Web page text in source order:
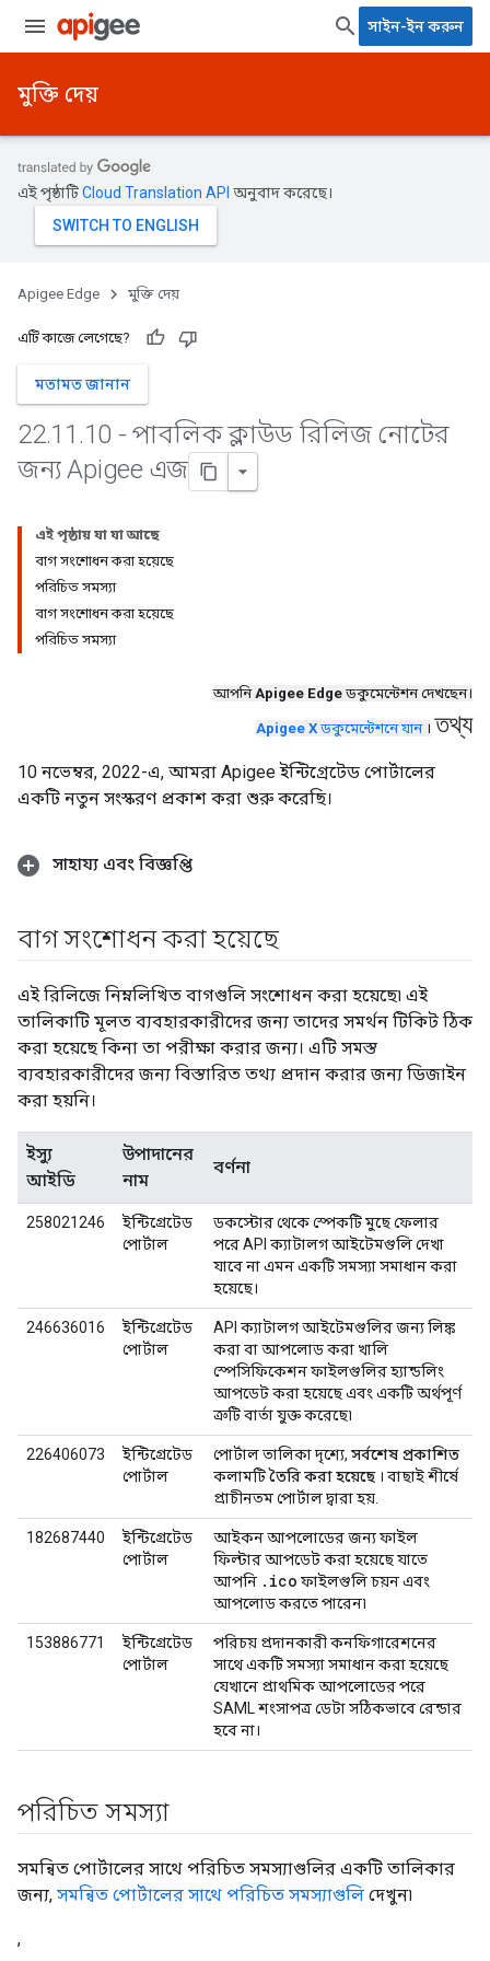
সাইন-ইন করুন
মুক্তি দেয়
এই পৃষ্ঠাটিCloud Translation API অনুবাদ করেছে।
Apigee Edge মুক্তি দেয়
এটি কাজে লেগেছে?
মতামত জানান
22.11 .10 - পাবলিক ক্লাউড রিলিজ নোটের
জন্য Apigee এজ
এই পৃষ্ঠায় যা যা আছে
বাগ সংশোধন করা হয়েছে
পরিচিত সমস্যা
বাগ সংশোধন করা হয়েছে
পরিচিত সমস্যা
আপনিApigee Edge ডকুমেন্টেশন দেখছেন।
Apigee X ডকুমেন্টেশনে যান। তথ্য
10 নভেম্বর, 2022-এ, আমরা Apigee ইন্টিগ্রেটেড পোর্টালের
একটি নতুন সংস্করণ প্রকাশ করা শুরু করেছি।
সাহায্য এবং বিজ্ঞপ্তি
বাগ সংশোধন করা হয়েছে
এই রিলিজে নিম্নলিখিত বাগগুলি সংশোধন করা হয়েছে৷ এই
তালিকাটি মূলত ব্যবহারকারীদের জন্য তাদের সমর্থন টিকিট ঠিক
করা হয়েছে কিনা তা পরীক্ষা করার জন্য। এটি সমস্ত
ব্যবহারকারীদের জন্য বিস্তারিত তথ্য প্রদান করার জন্য ডিজাইন
করা হয়নি।
ইস্যু
আইডি
উপাদানের
নাম
বর্ণনা
258021246
ইন্টিগ্রেটেড
পোর্টাল
ডকস্টোর থেকে স্পেকটি মুছে ফেলার
পরে API ক্যাটালগ আইটেমগুলি দেখা
যাবে না এমন একটি সমস্যা সমাধান করা
হয়েছে।
246636016
ইন্টিগ্রেটেড
পোর্টাল
API ক্যাটালগ আইটেমগুলির জন্য লিঙ্ক
করা বা আপলোড করা খালি
স্পেসিফিকেশন ফাইলগুলির হ্যান্ডলিং
আপডেট করা হয়েছে এবং একটি অর্থপূর্ণ
ত্রুটি বার্তা যুক্ত করেছে৷
226406073
ইন্টিগ্রেটেড
পোর্টাল
পোর্টাল তালিকা দৃশ্যে, সর্বশেষ প্রকাশিত
কলামটিতৈরি করা হয়েছে। বাছাই শীর্ষে
প্রাচীনতম পোর্টাল দ্বারা হয়.
182687440
ইন্টিগ্রেটেড
পোর্টাল
আইকন আপলোডের জন্য ফাইল
ফিল্টার আপডেট করা হয়েছে যাতে
আপনি .ico ফাইলগুলি চয়ন এবং
আপলোড করতে পারেন৷
153886771
ইন্টিগ্রেটেড
পোর্টাল
পরিচয় প্রদানকারী কনফিগারেশনের
সাথে একটি সমস্যা সমাধান করা হয়েছে
যেখানে প্রাথমিক আপলোডের পরে
SAML শংসাপত্র ডেটা সঠিকভাবে রেন্ডার
হবে না।
পরিচিত সমস্যা
সমন্বিত পোর্টালের সাথে পরিচিত সমস্যাগুলির একটি তালিকার
জন্য, সমন্বিত পোর্টালের সাথে পরিচিত সমস্যাগুলি দেখুন৷
,